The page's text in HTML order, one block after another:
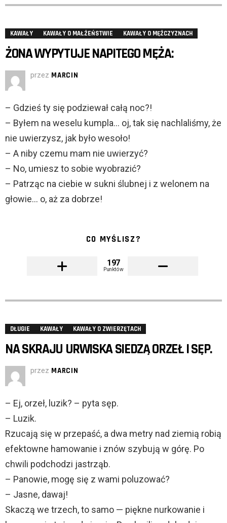
KAWAŁY KAWAŁY O MAŁŻEŃSTWIE KAWAŁY O MĘŻCZYZNACH
ŻONA WYPYTUJE NAPITEGO MĘŻA:
przez MARCIN
– Gdzieś ty się podziewał całą noc?!
– Byłem na weselu kumpla… oj, tak się nachlaliśmy, że
nie uwierzysz, jak było wesoło!
– A niby czemu mam nie uwierzyć?
– No, umiesz to sobie wyobrazić?
– Patrząc na ciebie w sukni ślubnej i z welonem na
głowie… o, aż za dobrze!
CO MYŚLISZ?
197
Punktów
DŁUGIE KAWAŁY KAWAŁY O ZWIERZĘTACH
NA SKRAJU URWISKA SIEDZĄ ORZEŁ I SĘP.
przez MARCIN
– Ej, orzeł, luzik? – pyta sęp.
– Luzik.
Rzucają się w przepaść, a dwa metry nad ziemią robią
efektowne hamowanie i znów szybują w górę. Po
chwili podchodzi jastrząb.
– Panowie, mogę się z wami poluzować?
– Jasne, dawaj!
Skaczą we trzech, to samo — piękne nurkowanie i